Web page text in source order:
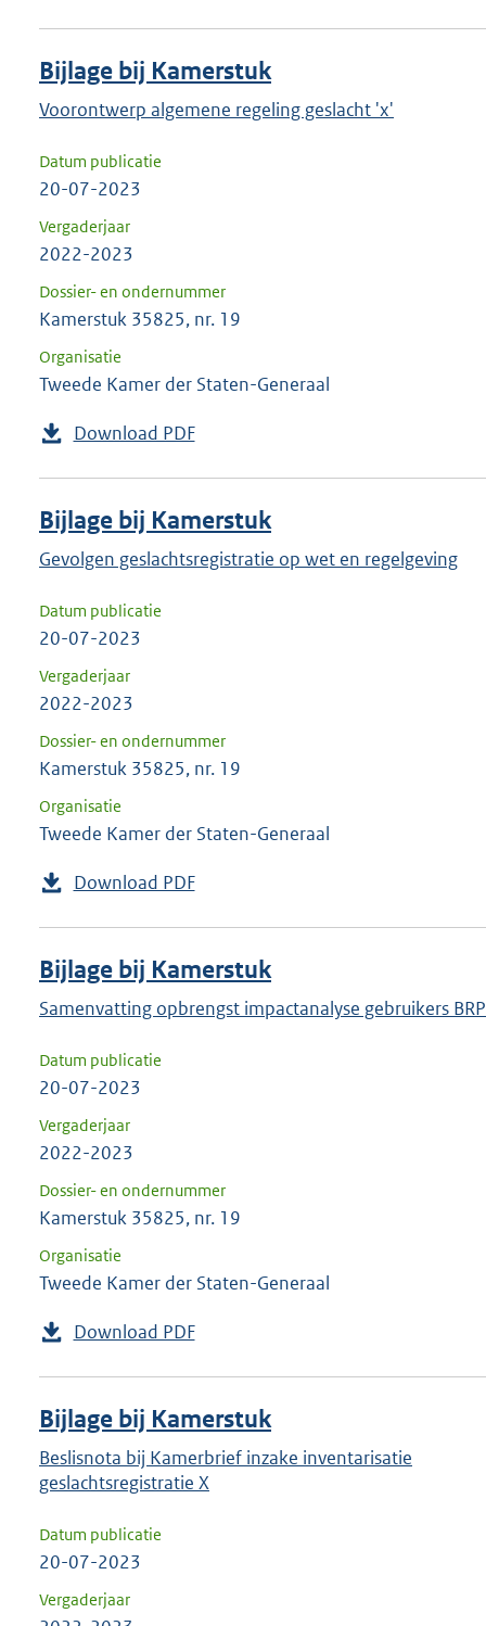
Bijlage bij Kamerstuk
Voorontwerp algemene regeling geslacht 'x'
Datum publicatie
20-07-2023
Vergaderjaar
2022-2023
Dossier- en ondernummer
Kamerstuk 35825, nr. 19
Organisatie
Tweede Kamer der Staten-Generaal
Download PDF
Bijlage bij Kamerstuk
Gevolgen geslachtsregistratie op wet en regelgeving
Datum publicatie
20-07-2023
Vergaderjaar
2022-2023
Dossier- en ondernummer
Kamerstuk 35825, nr. 19
Organisatie
Tweede Kamer der Staten-Generaal
Download PDF
Bijlage bij Kamerstuk
Samenvatting opbrengst impactanalyse gebruikers BRP
Datum publicatie
20-07-2023
Vergaderjaar
2022-2023
Dossier- en ondernummer
Kamerstuk 35825, nr. 19
Organisatie
Tweede Kamer der Staten-Generaal
Download PDF
Bijlage bij Kamerstuk
Beslisnota bij Kamerbrief inzake inventarisatie
geslachtsregistratie X
Datum publicatie
20-07-2023
Vergaderjaar